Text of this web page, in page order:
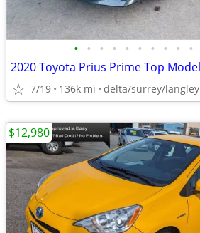
• • • • • • • • • •
7/19 136k mi delta/surrey/langley
$12,980